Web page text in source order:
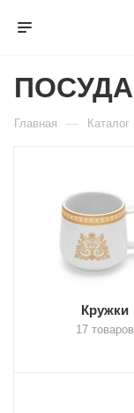
ПОСУДА
Главная — Каталог
Кружки
17 товаров